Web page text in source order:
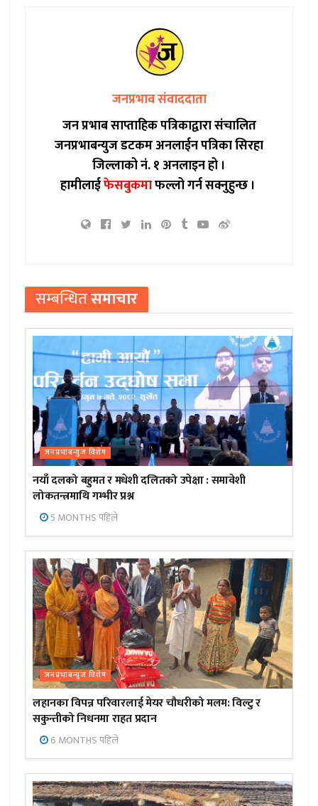
जनप्रभाव संवाददाता
जन प्रभाब साप्ताहिक पत्रिकाद्वारा संचालित
जनप्रभाबन्युज डटकम अनलाईन पत्रिका सिरहा
जिल्लाको नं. १ अनलाइन हो ।
हामीलाईफेसबुकमाफल्लो गर्न सक्नुहुन्छ ।
सम्बन्धितसमाचार
जनप्रभाबन्युज विशेष
नयाँ दलको बहुमत र मधेशी दलितको उपेक्षा : समावेशी
लोकतन्त्रमाथि गम्भीर प्रश्न
5 MONTHS पहिले
जनप्रभाबन्युज विशेष
लहानका विपन्न परिवारलाई मेयर चौधरीको मलम: विल्टु र
सकुन्तीको निधनमा राहत प्रदान
6 MONTHS पहिले